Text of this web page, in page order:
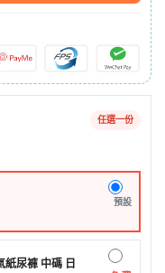
任選一份
預設
尿褲 中碼 日